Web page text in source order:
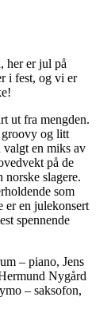
her er jul på
i fest, og vi er
ut fra mengden.
groovy og litt
valgt en miks av
på de
norske slagere.
som
er en julekonsert
spennende
– piano, Jens
Nygård
– saksofon,